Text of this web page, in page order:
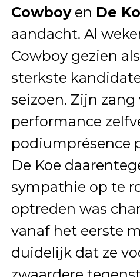
Cowboyen De
aandacht. Al
Cowboy gezien
sterkste
seizoen. Zijn
performance
podiumprésence
De Koe
sympathie op te
optreden was
vanaf het eerste
duidelijk dat ze